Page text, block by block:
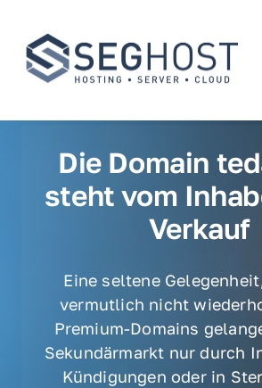
Die Domain
steht vom
Verkauf
Eine seltene
vermutlich nicht
Premium-Domains
Sekundärmarkt nur durch
Kündigungen oder in